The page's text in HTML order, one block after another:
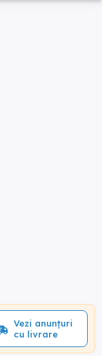
Vezi anunțuri
cu livrare